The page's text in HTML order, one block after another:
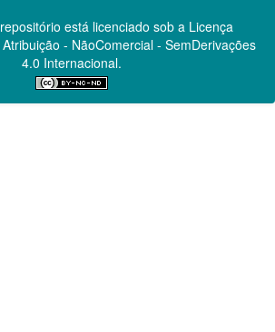
está licenciado sob a Licença
- NãoComercial - SemDerivações
4.0 Internacional.